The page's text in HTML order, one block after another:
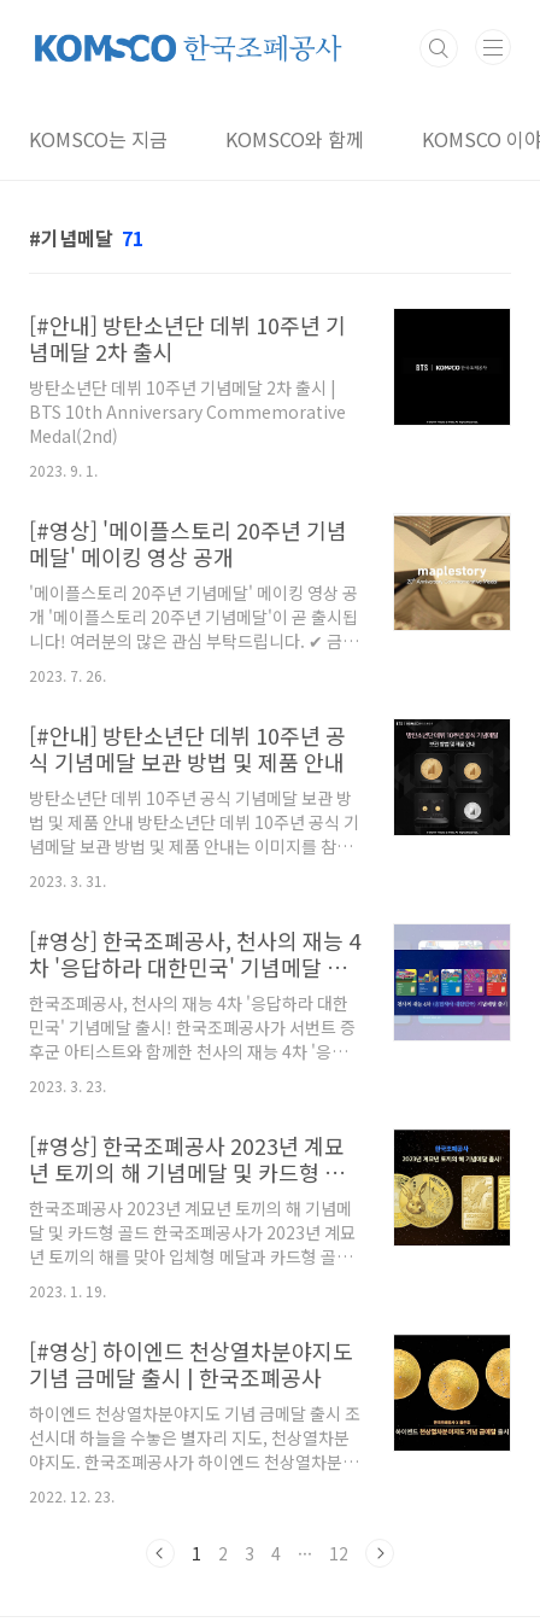
KOMSCO는 지금 KOMSCO와 함께 KOMSCO 이
기념메달 71
[#안내] 방탄소년단 데뷔 10주년 기
념메달 2차 출시
방탄소년단 데뷔 10주년 기념메달 2차 출시 |
BTS 10th Anniversary Commemorative
Medal(2nd)
2023. 9. 1.
[#영상] '메이플스토리 20주년 기념
메달' 메이킹 영상 공개
'메이플스토리 20주년 기념메달' 메이킹 영상 공
개 '메이플스토리 20주년 기념메달'이 곧 출시됩
니다! 여러분의 많은 관심 부탁드립니다. ✔ 금·
은메달 2종 한정수량 출시! ✔ 판매일정 :
2023.8.1.(화) ~ 8.14.(월) 🔗 한국조폐공사 쇼핑
2023. 7. 26.
[#안내] 방탄소년단 데뷔 10주년 공
식 기념메달 보관 방법 및 제품 안내
방탄소년단 데뷔 10주년 공식 기념메달 보관 방
법 및 제품 안내 방탄소년단 데뷔 10주년 공식 기
념메달 보관 방법 및 제품 안내는 이미지를 참조
하세요. 방탄소년단 데뷔 10주년 공식 기념메달
보관 방법 및 제품 안내 고온다습한 환경에서의
높은 온도와 수분에 의해 변색될 수 있습니다. 캡
슐 또는 코팅을 개봉하지 마세요! 공기에 노출되
면 변색될 수 있고, 손으로 만지게 되면 유분이나
땀이 묻어 표면이 손상될 수있습니다. 불가피하
게 캡슐과 코팅을 개봉했을 경우에는 반드시 부
드러운 면장갑을 착용해주세요! 제품에 지문이
남아있거나 변색 및 스크래치가 있는 경우 제품
개를 동봉된 루페(확대경)를 통해 찾아보세요! 상
세 설명은..
2023. 3. 31.
[#영상] 한국조폐공사, 천사의 재능 4
차 '응답하라 대한민국' 기념메달 출
시!
한국조폐공사, 천사의 재능 4차 '응답하라 대한
민국' 기념메달 출시! 한국조폐공사가 서번트 증
후군 아티스트와 함께한 천사의 재능 4차 '응답하
라 대한민국' 기념메달 5종을 선보입니다. 1970
년대부터 2010년대까지 대한민국을 이끈 산업
의 주역 어르신들께는 존경을, 미래의 주역 MZ세
대에게는 자긍심을 전합니다. 천사의 재능 4차
'응답하라 대한민국' 기념메달은 한국조폐공사
쇼핑몰(www.koreamint.com)에서 만나보실
수 있습니다.
2023. 3. 23.
[#영상] 한국조폐공사 2023년 계묘
년 토끼의 해 기념메달 및 카드형 골
드
한국조폐공사 2023년 계묘년 토끼의 해 기념메
달 및 카드형 골드 한국조폐공사가 2023년 계묘
년 토끼의 해를 맞아 입체형 메달과 카드형 골드
를 선보입니다. 최고의 기술과 장인의 손길로 빚
어낸 귀금속 예술작품! 2023년 토끼의 해 시작을
핑몰 ▶ www.koreamint.com
2023. 1. 19.
[#영상] 하이엔드 천상열차분야지도
기념 금메달 출시 | 한국조폐공사
하이엔드 천상열차분야지도 기념 금메달 출시 조
선시대 하늘을 수놓은 별자리 지도, 천상열차분
야지도. 한국조폐공사가 하이엔드 천상열차분야
지도 기념 금메달을 선보입니다. ✔ 한국의 궁중·
왕실문화를 담은 프리미엄 컬렉션 로열시리즈 3
골든듀와의 콜라보레이션, 손광수 주얼리 세공
2022. 12. 23.
1 2 3 4 ··· 12